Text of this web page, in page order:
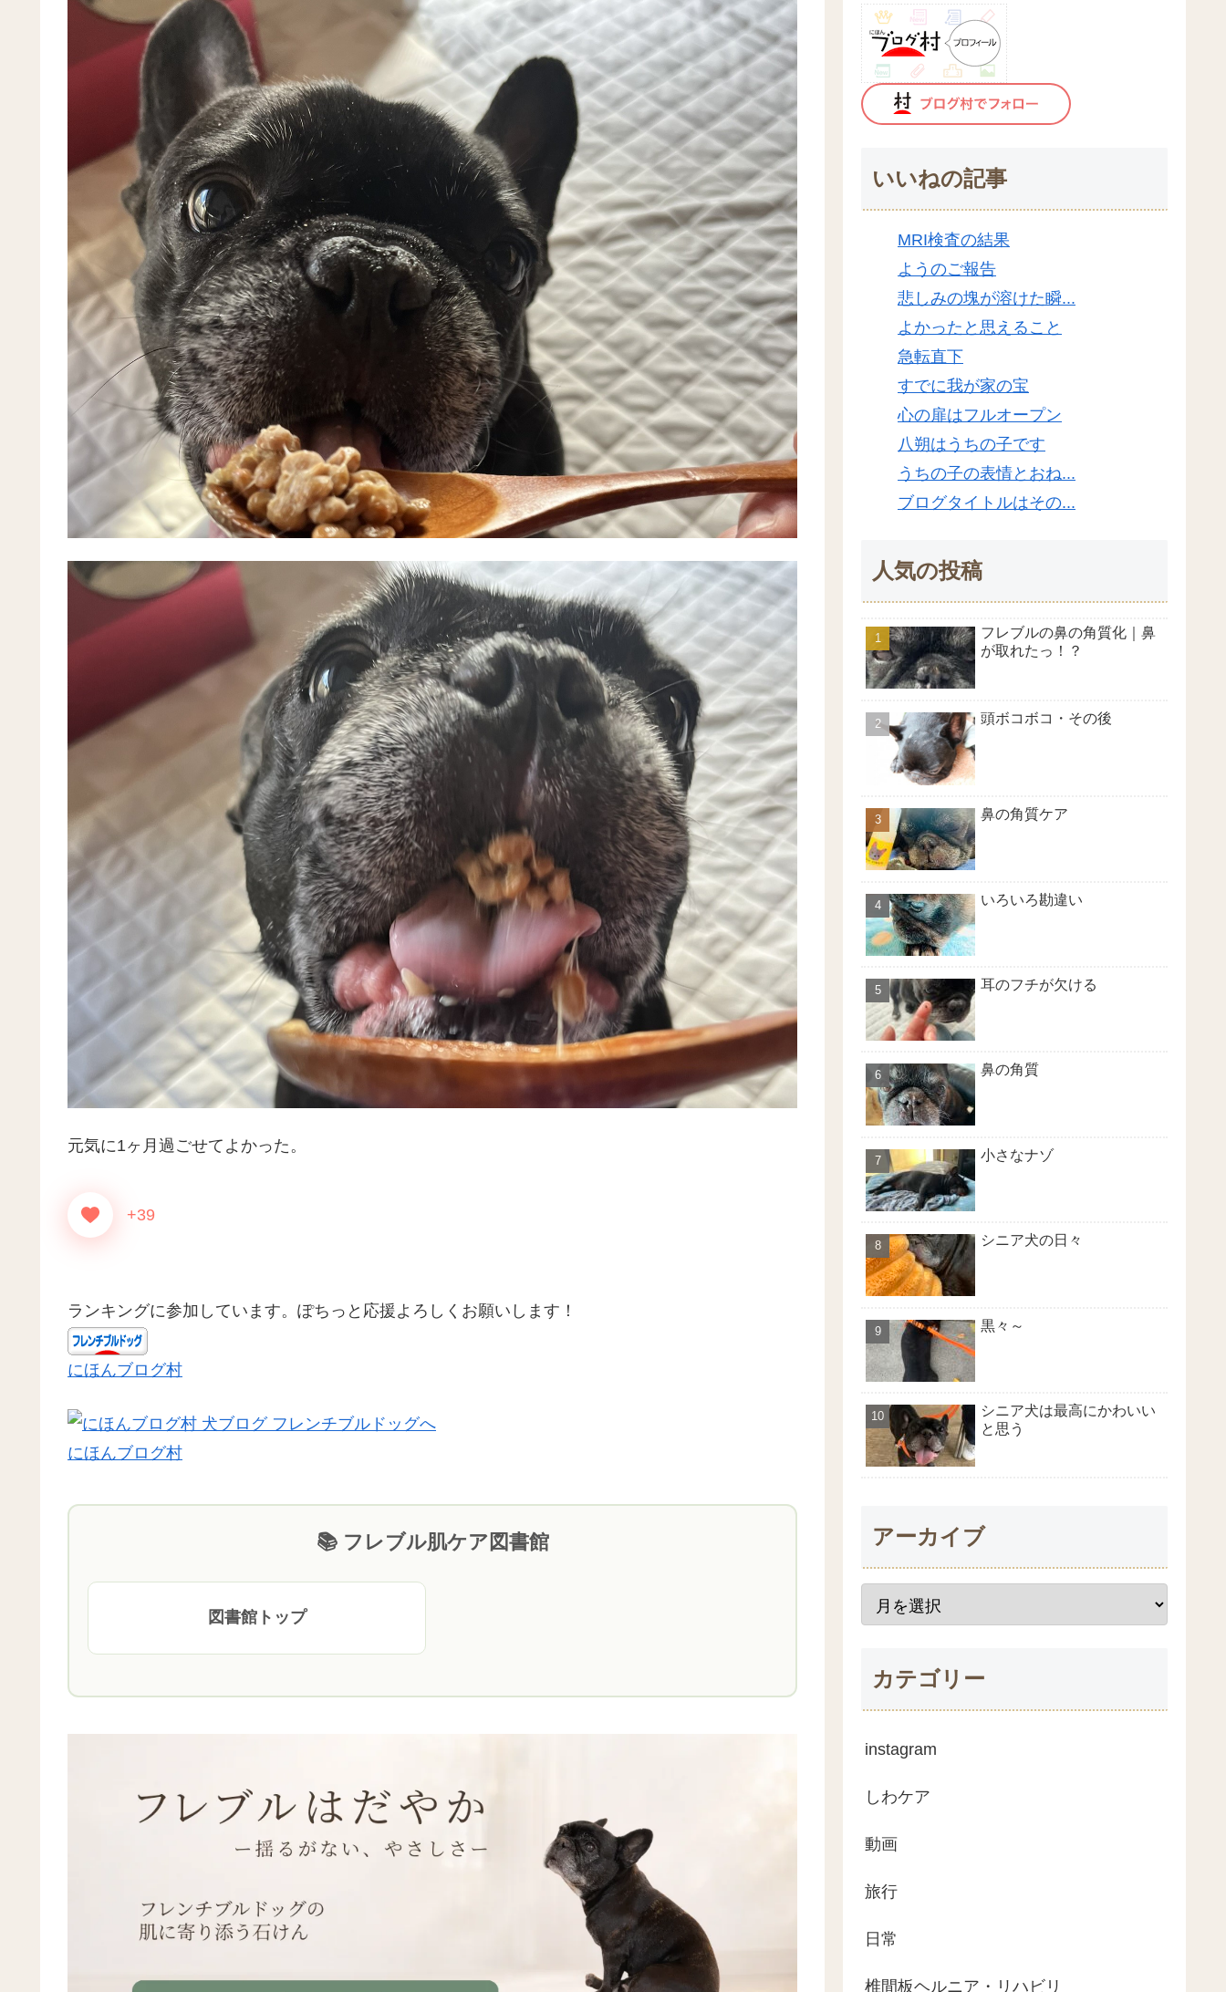
元気に1ヶ月過ごせてよかった。
+39
ランキングに参加しています。ぽちっと応援よろしくお願いします！
にほんブログ村
にほんブログ村
📚 フレブル肌ケア図書館
図書館トップ
いいねの記事
MRI検査の結果
ようのご報告
悲しみの塊が溶けた瞬...
よかったと思えること
急転直下
すでに我が家の宝
心の扉はフルオープン
八朔はうちの子です
うちの子の表情とおね...
ブログタイトルはその...
人気の投稿
フレブルの鼻の角質化｜鼻
が取れたっ！？
頭ボコボコ・その後
鼻の角質ケア
いろいろ勘違い
耳のフチが欠ける
鼻の角質
小さなナゾ
シニア犬の日々
黒々～
シニア犬は最高にかわいい
と思う
アーカイブ
カテゴリー
instagram
しわケア
動画
旅行
日常
椎間板ヘルニア・リハビリ